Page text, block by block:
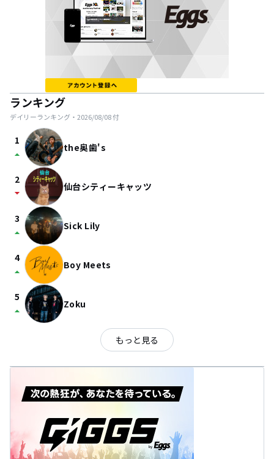
ランキング
デイリーランキング・ 2026/08/08付
1
arrow_drop_up the奥歯's
2
arrow_drop_down 仙台シティーキャッツ
3
arrow_drop_up Sick Lily
4
arrow_drop_up Boy Meets
5
arrow_drop_up Zoku
もっと見る